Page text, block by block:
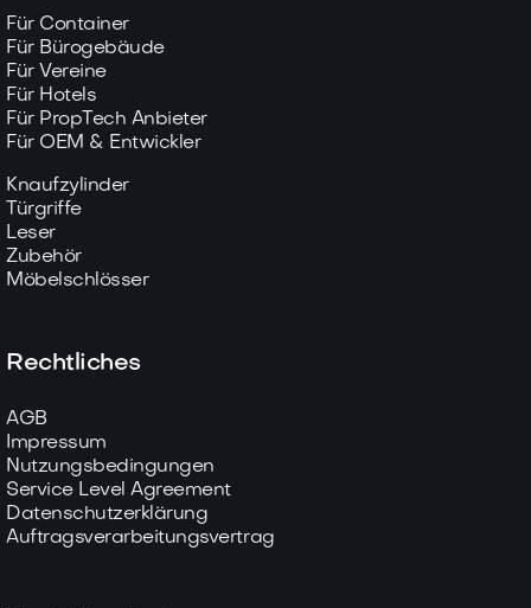
Für Container
Für Bürogebäude
Für Vereine
Für Hotels
Für PropTech Anbieter
Für OEM & Entwickler
Knaufzylinder
Türgriffe
Leser
Zubehör
Möbelschlösser
Rechtliches
AGB
Impressum
Nutzungsbedingungen
Service Level Agreement
Datenschutzerklärung
Auftragsverarbeitungsvertrag